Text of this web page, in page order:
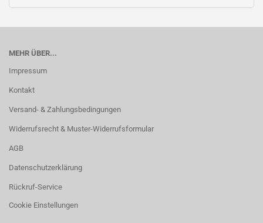
MEHR ÜBER...
Impressum
Kontakt
Versand- & Zahlungsbedingungen
Widerrufsrecht & Muster-Widerrufsformular
AGB
Datenschutzerklärung
Rückruf-Service
Cookie Einstellungen